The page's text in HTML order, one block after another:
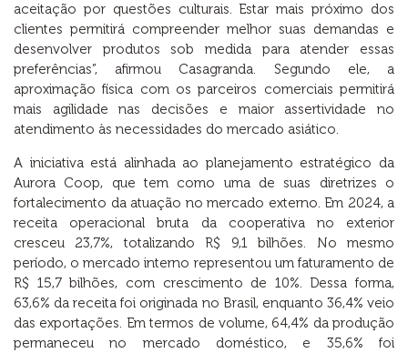
aceitação por questões culturais. Estar mais próximo dos
clientes permitirá compreender melhor suas demandas e
desenvolver produtos sob medida para atender essas
preferências”, afirmou Casagranda. Segundo ele, a
aproximação física com os parceiros comerciais permitirá
mais agilidade nas decisões e maior assertividade no
atendimento às necessidades do mercado asiático.
A iniciativa está alinhada ao planejamento estratégico da
Aurora Coop, que tem como uma de suas diretrizes o
fortalecimento da atuação no mercado externo. Em 2024, a
receita operacional bruta da cooperativa no exterior
cresceu 23,7%, totalizando R$ 9,1 bilhões. No mesmo
período, o mercado interno representou um faturamento de
R$ 15,7 bilhões, com crescimento de 10%. Dessa forma,
63,6% da receita foi originada no Brasil, enquanto 36,4% veio
das exportações. Em termos de volume, 64,4% da produção
permaneceu no mercado doméstico, e 35,6% foi